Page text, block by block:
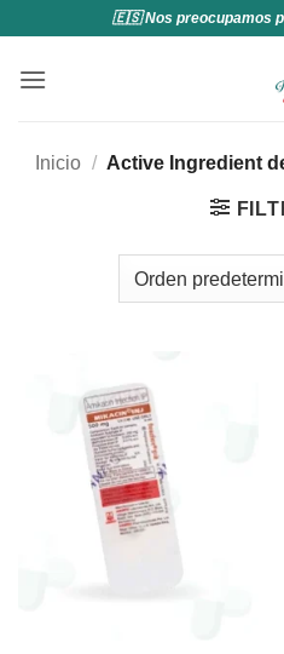
contenido
🇪🇸 Nos preocupamos
Inicio / Active Ingredient